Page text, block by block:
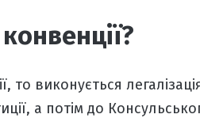
то виконується
а потім до